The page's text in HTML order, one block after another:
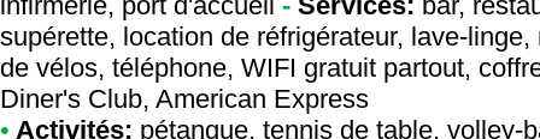
supérette, location de réfrigérateur, lave-
de vélos, téléphone, WIFI gratuit partout,
Diner's Club, American Express
• Activités: pétanque, tennis de table, volley-